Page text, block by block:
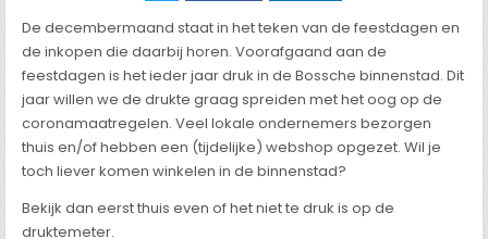
De decembermaand staat in het teken van de feestdagen en
de inkopen die daarbij horen. Voorafgaand aan de
feestdagen is het ieder jaar druk in de Bossche binnenstad. Dit
jaar willen we de drukte graag spreiden met het oog op de
coronamaatregelen. Veel lokale ondernemers bezorgen
thuis en/of hebben een (tijdelijke) webshop opgezet. Wil je
toch liever komen winkelen in de binnenstad?
Bekijk dan eerst thuis even of het niet te druk is op de
druktemeter.